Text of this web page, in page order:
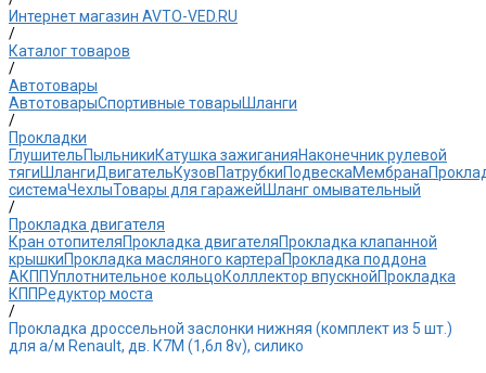
Интернет магазин AVTO-VED.RU
/
Каталог товаров
/
Автотовары
АвтотоварыСпортивные товарыШланги
/
Прокладки
ГлушительПыльникиКатушка зажиганияНаконечник рулевой
тягиШлангиДвигательКузовПатрубкиПодвескаМембрана
системаЧехлыТовары для гаражейШланг омывательный
/
Прокладка двигателя
Кран отопителяПрокладка двигателяПрокладка клапанной
крышкиПрокладка масляного картераПрокладка поддона
АКППУплотнительное кольцоКолллектор впускнойПрокладка
КПП Редуктор моста
/
Прокладка дроссельной заслонки нижняя (комплект из 5 шт.)
для а/м Renault, дв. К7М (1,6л 8v), силико